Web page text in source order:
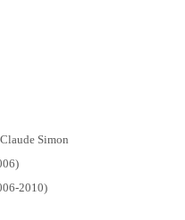
Simon
2010)